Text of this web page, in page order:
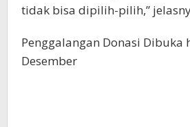
tidak bisa dipilih-pilih,”
Penggalangan Donasi Dibuka
Desember